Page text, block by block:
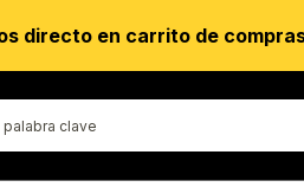
directo en carrito de